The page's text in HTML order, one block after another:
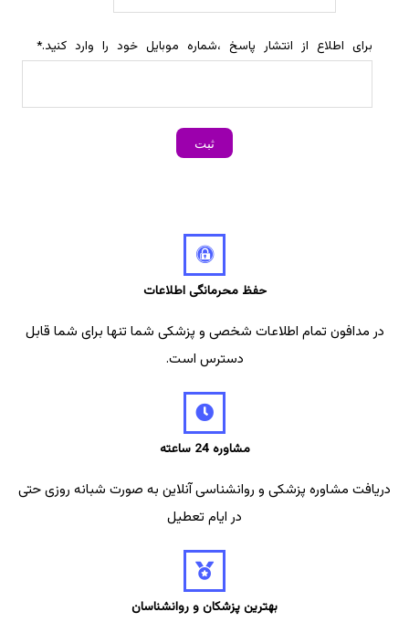
برای اطلاع از انتشار پاسخ ،شماره موبایل خود را وارد کنید.*
حفظ محرمانگی اطلاعات
در مدافون تمام اطلاعات شخصی و پزشکی شما تنها برای شما قابل
دسترس است.
مشاوره 24 ساعته
دریافت مشاوره پزشکی و روانشناسی آنلاین به صورت شبانه روزی حتی
در ایام تعطیل
بهترین پزشکان و روانشناسان